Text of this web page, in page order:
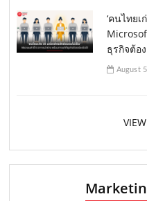
‘คนไทยเ
ธุรกิจต้อ
August